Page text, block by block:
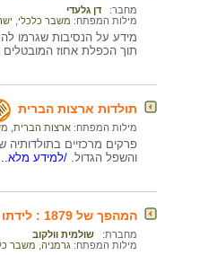
מחבר:
דן גלעדי
מילות המפתח: משבר כלכלי
מידע על הנסיבות שגרמו
תוך הכפלת אחוז המובטלים
תולדות ארצות הברית
מילות המפתח: ארצות הברית
פרקים מרכזיים
והשפל הגדול. /למידע
המהפך של 1879 : לידתו מחדש של הרייך השני : קץ תקופת הזוהר
מחברת:
שולמית וולקוב
מילות המפתח: גרמניה משבר